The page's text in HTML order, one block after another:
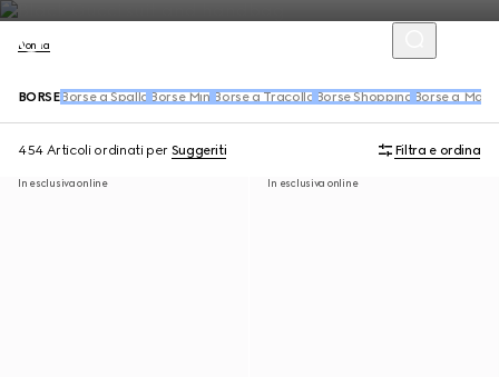
Donna
BORSE Borse a Spalla Borse Mini Borse a Tracolla Borse Shopping Borse a Mano
454 Articoli ordinati per Suggeriti Filtra e ordina
In esclusiva online In esclusiva online